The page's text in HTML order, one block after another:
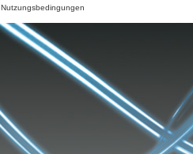
Nutzungsbedingungen